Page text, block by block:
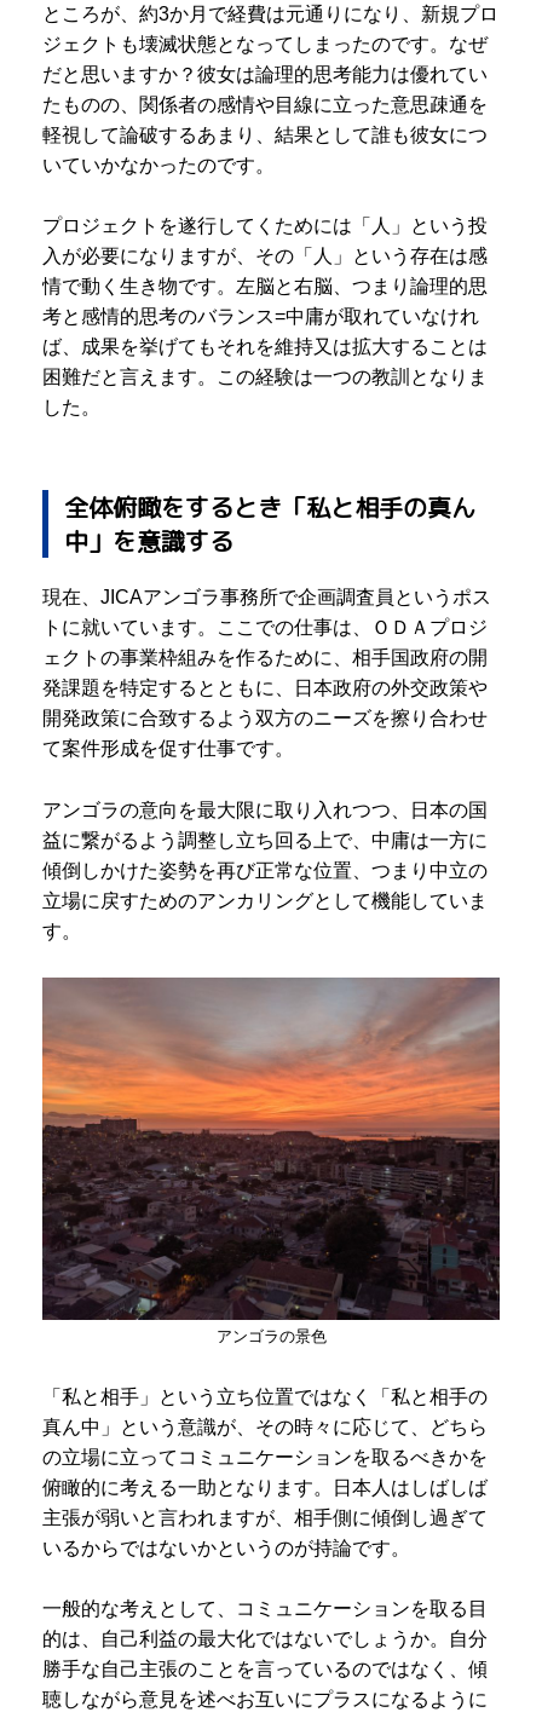
ところが、約3か月で経費は元通りになり、新規プロ
ジェクトも壊滅状態となってしまったのです。なぜ
だと思いますか？彼女は論理的思考能力は優れてい
たものの、関係者の感情や目線に立った意思疎通を
軽視して論破するあまり、結果として誰も彼女につ
いていかなかったのです。
プロジェクトを遂行してくためには「人」という投
入が必要になりますが、その「人」という存在は感
情で動く生き物です。左脳と右脳、つまり論理的思
考と感情的思考のバランス=中庸が取れていなけれ
ば、成果を挙げてもそれを維持又は拡大することは
困難だと言えます。この経験は一つの教訓となりま
した。
全体俯瞰をするとき「私と相手の真ん
中」を意識する
現在、JICAアンゴラ事務所で企画調査員というポス
トに就いています。ここでの仕事は、ＯＤＡプロジ
ェクトの事業枠組みを作るために、相手国政府の開
発課題を特定するとともに、日本政府の外交政策や
開発政策に合致するよう双方のニーズを擦り合わせ
て案件形成を促す仕事です。
アンゴラの意向を最大限に取り入れつつ、日本の国
益に繋がるよう調整し立ち回る上で、中庸は一方に
傾倒しかけた姿勢を再び正常な位置、つまり中立の
立場に戻すためのアンカリングとして機能していま
す。
アンゴラの景色
「私と相手」という立ち位置ではなく「私と相手の
真ん中」という意識が、その時々に応じて、どちら
の立場に立ってコミュニケーションを取るべきかを
俯瞰的に考える一助となります。日本人はしばしば
主張が弱いと言われますが、相手側に傾倒し過ぎて
いるからではないかというのが持論です。
一般的な考えとして、コミュニケーションを取る目
的は、自己利益の最大化ではないでしょうか。自分
勝手な自己主張のことを言っているのではなく、傾
聴しながら意見を述べお互いにプラスになるように